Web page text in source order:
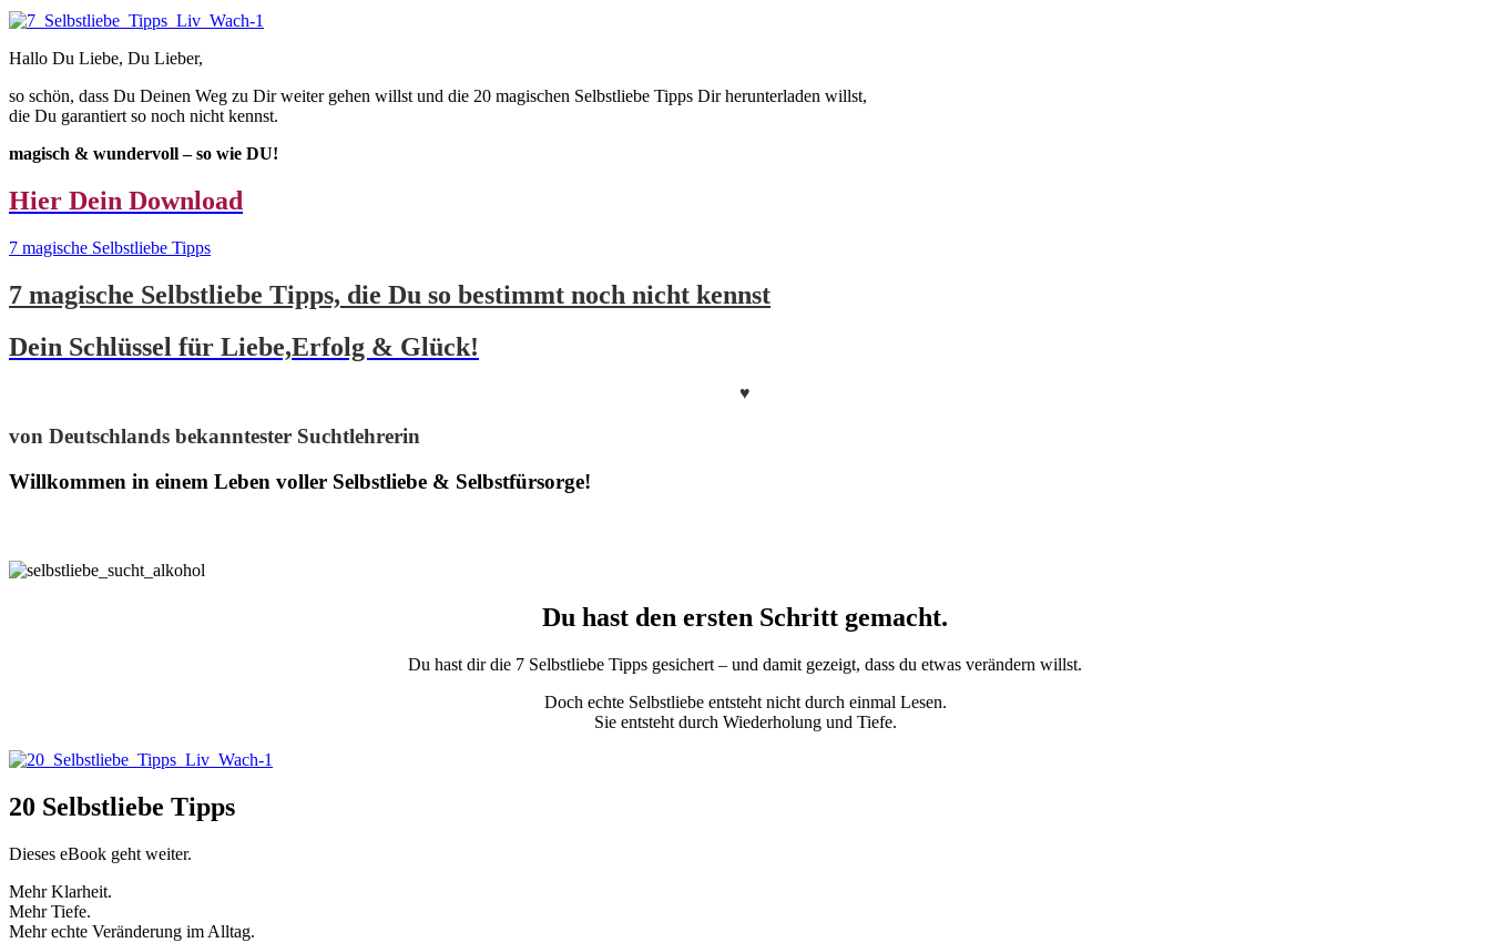
Hallo Du Liebe, Du Lieber,
so schön, dass Du Deinen Weg zu Dir weiter gehen willst und die 20 magischen Selbstliebe Tipps Dir herunterladen willst,
die Du garantiert so noch nicht kennst.
magisch & wundervoll – so wie DU!
Hier Dein Download
7 magische Selbstliebe Tipps
7 magische Selbstliebe Tipps, die Du so bestimmt noch nicht kennst
Dein Schlüssel für Liebe,Erfolg & Glück!
♥
von Deutschlands bekanntester Suchtlehrerin
Willkommen in einem Leben voller Selbstliebe & Selbstfürsorge!
Du hast den ersten Schritt gemacht.
Du hast dir die 7 Selbstliebe Tipps gesichert – und damit gezeigt, dass du etwas verändern willst.
Doch echte Selbstliebe entsteht nicht durch einmal Lesen.
Sie entsteht durch Wiederholung und Tiefe.
20 Selbstliebe Tipps
Dieses eBook geht weiter.
Mehr Klarheit.
Mehr Tiefe.
Mehr echte Veränderung im Alltag.